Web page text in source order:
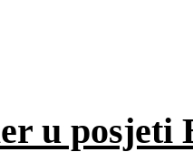
u posjeti